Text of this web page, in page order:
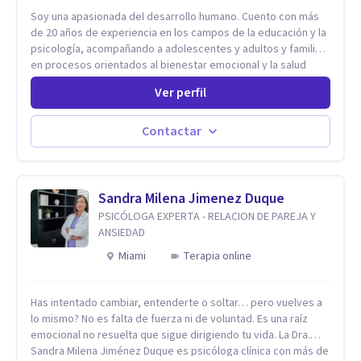
Soy una apasionada del desarrollo humano. Cuento con más
de 20 años de experiencia en los campos de la educación y la
psicología, acompañando a adolescentes y adultos y familias
en procesos orientados al bienestar emocional y la salud
mental. Mi visión es contribuir, a través de mi trabajo, a que
las personas accedan a una vida más digna, plena y con
sentido. Considero que esto es posible cuando
desarrollamos una mayor conciencia de nuestro mundo
interior y de la manera en que nuestras experiencias influyen
basado en la comprensión, la compasión y el respeto por el
ritmo de cada persona. Integro conocimientos y herramientas
de la psicología con un enfoque informado en trauma para
ayudar a mis clientes a comprender sus conflictos internos,
fortalecer sus recursos personales, desarrollar nuevas
autoconciencia como un camino fundamental para la
transformación personal y para construir una vida más
auténtica y significativa.
Ver perfil
Contactar
Sandra Milena Jimenez Duque
PSICÓLOGA EXPERTA - RELACION DE PAREJA Y
ANSIEDAD
Miami
Terapia online
Has intentado cambiar, entenderte o soltar… pero vuelves a
lo mismo? No es falta de fuerza ni de voluntad. Es una raíz
emocional no resuelta que sigue dirigiendo tu vida. La Dra.
Sandra Milena Jiménez Duque es psicóloga clínica con más de